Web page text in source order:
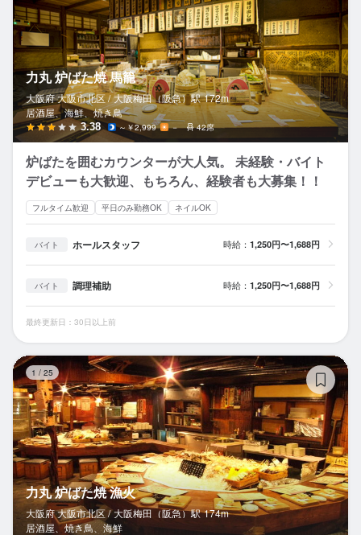
力丸 炉ばた焼 馬籠
大阪府 大阪市北区 / 大阪梅田（阪急）駅 172m
居酒屋、海鮮、焼き鳥
3.38 ～￥2,999 － 42席
炉ばたを囲むカウンターが大人気。 未経験・バイト
デビューも大歓迎、もちろん、経験者も大募集！！
フルタイム歓迎 平日のみ勤務OK ネイルOK
バイト ホールスタッフ 時給： 1,250円〜1,688円
バイト 調理補助 時給： 1,250円〜1,688円
最終更新日：30日以上前
1 / 25
力丸 炉ばた焼 漁火
大阪府 大阪市北区 / 大阪梅田（阪急）駅 174m
居酒屋、焼き鳥、海鮮